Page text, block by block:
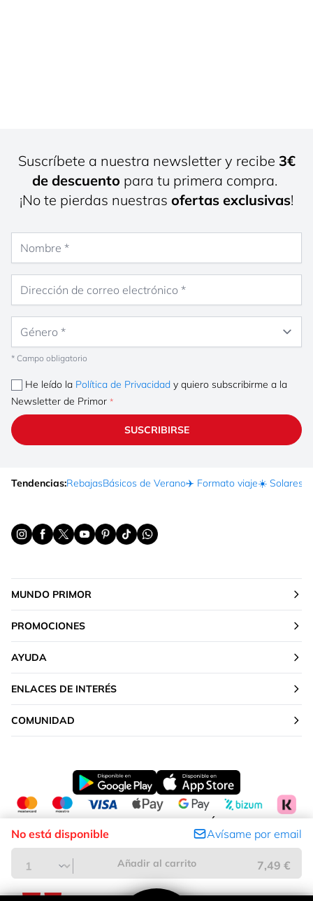
No está disponible Avísame por email
Añadir al carrito 7,49 €
Suscríbete a nuestra newsletter y recibe 3€
de descuento para tu primera compra.
¡No te pierdas nuestras ofertas exclusivas!
* Campo obligatorio
He leído la Política de Privacidad y quiero subscribirme a la
Newsletter de Primor
SUSCRIBIRSE
Tendencias:RebajasBásicos de Verano✈️ Formato viaje☀️ Solares
MUNDO PRIMOR
PROMOCIONES
AYUDA
ENLACES DE INTERÉS
COMUNIDAD
CAMBIAR TU UBICACIÓN
Península y Baleares